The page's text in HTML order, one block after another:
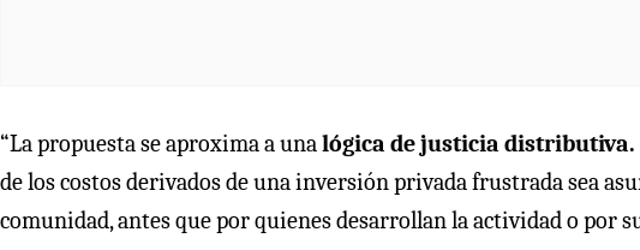
“La propuesta se aproxima a unalógica de justicia distributiva.
de los costos derivados de una inversión privada frustrada sea
comunidad, antes que por quienes desarrollan la actividad o por